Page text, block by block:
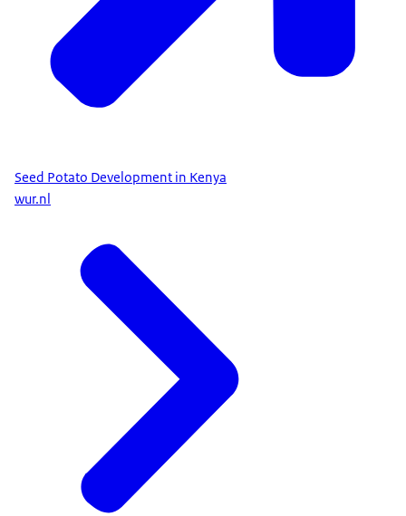
Seed Potato Development in Kenya
wur.nl